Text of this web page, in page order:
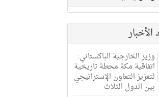
وزير الخارجية الباكستاني:
اتفاقية مكة محطة تاريخية
لتعزيز التعاون الإستراتيجي
بين الدول الثلاث